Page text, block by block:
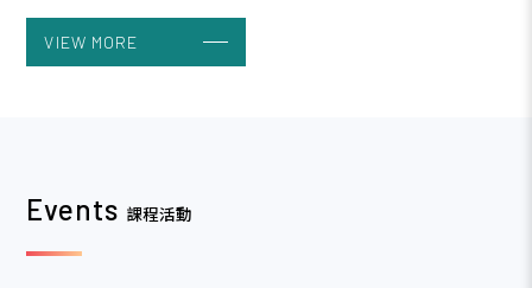
115年度會員旅遊-7/31-8/2【3天2夜南臺灣墾丁之旅】
VIEW MORE
Events 課程活動